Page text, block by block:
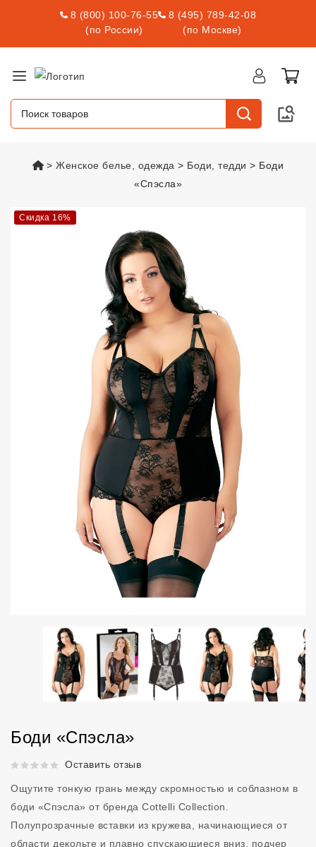
8 (800) 100-76-55
(по России)
8 (495) 789-42-08
(по Москве)
vsexshop.ru
Женское белье, одежда Боди, тедди
Боди
«Спэсла»
Скидка 16%
Боди «Спэсла»
Рейтинг 5 из 5.Оставить отзыв
Ощутите тонкую грань между скромностью и соблазном в
боди «Спэсла» от бренда Cottelli Collection.
Полупрозрачные вставки из кружева, начинающиеся от
области декольте и плавно спускающиеся вниз, подчер